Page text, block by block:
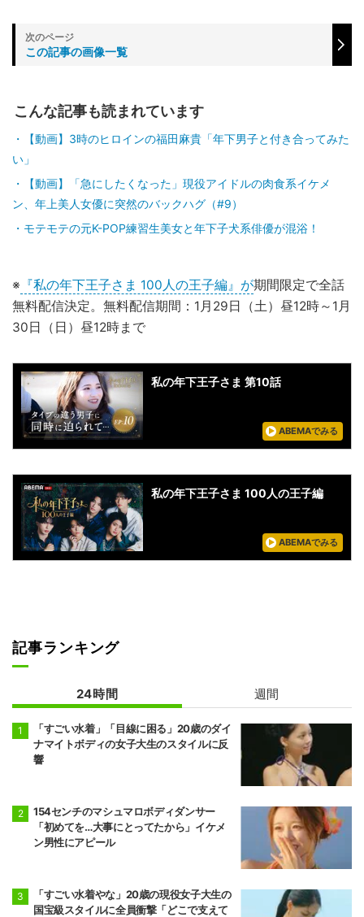
この記事の画像一覧
こんな記事も読まれています
【動画】3時のヒロインの福田麻貴「年下男子と付き合ってみた
い」
【動画】「急にしたくなった」現役アイドルの肉食系イケメ
ン、年上美人女優に突然のバックハグ（#9）
モテモテの元K-POP練習生美女と年下子犬系俳優が混浴！
※ 『私の年下王子さま 100人の王子編』が期間限定で全話
無料配信決定。無料配信期間：1月29日（土）昼12時～1月
30日（日）昼12時まで
私の年下王子さま 第10話
ABEMAでみる
私の年下王子さま 100人の王子編
ABEMAでみる
記事ランキング
24時間 週間
「すごい水着」「目線に困る」20歳のダイ
ナマイトボディの女子大生のスタイルに反
響
154センチのマシュマロボディダンサー
「初めてを…大事にとってたから」イケメ
ン男性にアピール
「すごい水着やな」20歳の現役女子大生の
国宝級スタイルに全員衝撃「どこで支えて